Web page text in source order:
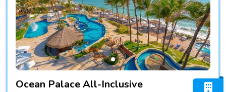
Ocean Palace All-Inclusive